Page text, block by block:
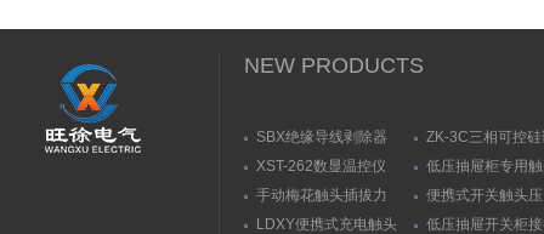
NEW PRODUCTS
SBX绝缘导线剥除器
ZK-3C三相可控
触发器
XST-262数显温控仪
低压抽屉柜专用
力测量仪套装
手动梅花触头插拔力
（推拉力）测量仪
便携式开关触头
（夹紧力）测量仪
LDXY便携式充电触头
低压抽屉开关柜